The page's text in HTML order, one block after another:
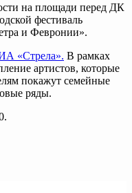
на площади перед ДК
фестиваль
и Февронии».
«Стрела». В рамках
артистов, которые
покажут семейные
ряды.